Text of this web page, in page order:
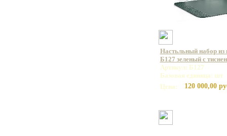
Настьльный набор из
Б127 зеленый с
Артикул: Б127
Базовая единица: шт
Цена:
120 000,00